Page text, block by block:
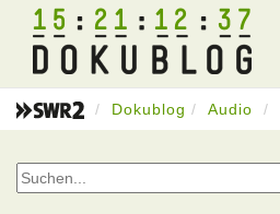
15 21 12 37
Dokublog Audio